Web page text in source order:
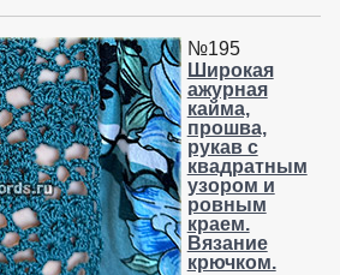
№195
Широкая
ажурная
кайма,
прошва,
рукав с
квадратным
узором и
ровным
краем.
Вязание
крючком.